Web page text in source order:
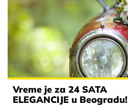
Vreme je za 24 SATA
ELEGANCIJE u Beogradu!